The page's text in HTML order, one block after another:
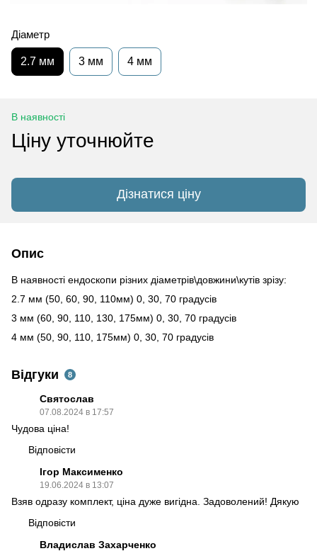
Діаметр
2.7 мм 3 мм 4 мм
В наявності
Ціну уточнюйте
Дізнатися ціну
Опис
В наявності ендоскопи різних діаметрів\довжини\кутів зрізу:
2.7 мм (50, 60, 90, 110мм) 0, 30, 70 градусів
3 мм (60, 90, 110, 130, 175мм) 0, 30, 70 градусів
4 мм (50, 90, 110, 175мм) 0, 30, 70 градусів
Відгуки 8
Святослав
07.08.2024 в 17:57
Чудова ціна!
Відповісти
Ігор Максименко
19.06.2024 в 13:07
Взяв одразу комплект, ціна дуже вигідна. Задоволений! Дякую
Відповісти
Владислав Захарченко